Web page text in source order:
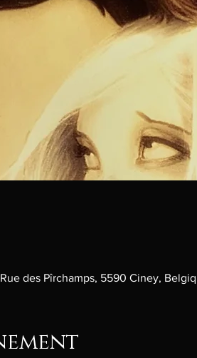
des Pîrchamps, 5590 Ciney,